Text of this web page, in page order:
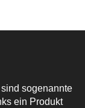
sogenannte
ein Produkt